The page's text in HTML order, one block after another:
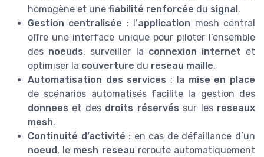
homogène et une fiabilité renforcée du signal.
Gestion centralisée : l’application mesh central
offre une interface unique pour piloter l’ensemble
des noeuds, surveiller la connexion internet et
optimiser la couverture du reseau maille.
Automatisation des services : la mise en place
de scénarios automatisés facilite la gestion des
donnees et des droits réservés sur les reseaux
mesh.
Continuité d’activité : en cas de défaillance d’un
noeud, le mesh reseau reroute automatiquement